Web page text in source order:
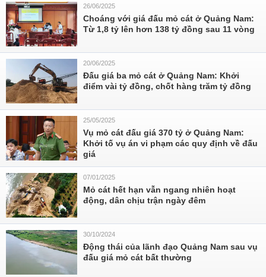
26/06/2025
Choáng với giá đấu mỏ cát ở Quảng Nam:
Từ 1,8 tỷ lên hơn 138 tỷ đồng sau 11 vòng
20/06/2025
Đấu giá ba mỏ cát ở Quảng Nam: Khởi
điểm vài tỷ đồng, chốt hàng trăm tỷ đồng
25/05/2025
Vụ mỏ cát đấu giá 370 tỷ ở Quảng Nam:
Khởi tố vụ án vi phạm các quy định về đấu
giá
07/01/2025
Mỏ cát hết hạn vẫn ngang nhiên hoạt
động, dân chịu trận ngày đêm
30/10/2024
Động thái của lãnh đạo Quảng Nam sau vụ
đấu giá mỏ cát bất thường